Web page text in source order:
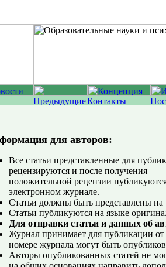
для авторов:
Все статьи представленные для
рецензируются и после получения
положительной рецензии
электронном журнале.
Статьи должны быть представлены на
Статьи публикуются на языке
Для отправки статьи и данных об
Журнал принимает для публикации от
номере журнала могут быть
Авторы опубликованных статей не